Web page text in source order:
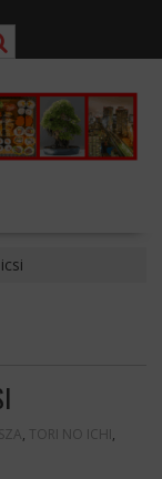
, TORI NO ICHI,